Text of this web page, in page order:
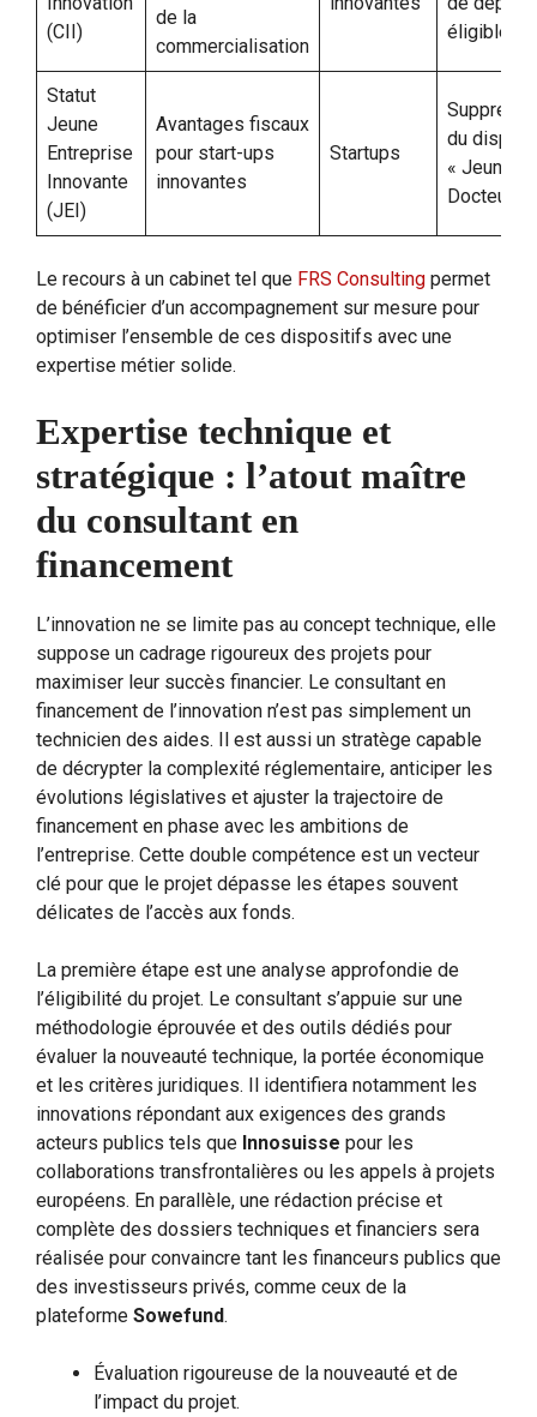
(CII)
de la
commercialisation
éligibles
Statut
Jeune
Entreprise
Innovante
(JEI)
Avantages fiscaux
pour start-ups
innovantes
Startups
du
« Jeune
Docteur »
Le recours à un cabinet tel que FRS Consulting permet
de bénéficier d’un accompagnement sur mesure pour
optimiser l’ensemble de ces dispositifs avec une
expertise métier solide.
Expertise technique et
stratégique : l’atout maître
du consultant en
financement
L’innovation ne se limite pas au concept technique, elle
suppose un cadrage rigoureux des projets pour
maximiser leur succès financier. Le consultant en
financement de l’innovation n’est pas simplement un
technicien des aides. Il est aussi un stratège capable
de décrypter la complexité réglementaire, anticiper les
évolutions législatives et ajuster la trajectoire de
financement en phase avec les ambitions de
l’entreprise. Cette double compétence est un vecteur
clé pour que le projet dépasse les étapes souvent
délicates de l’accès aux fonds.
La première étape est une analyse approfondie de
l’éligibilité du projet. Le consultant s’appuie sur une
méthodologie éprouvée et des outils dédiés pour
évaluer la nouveauté technique, la portée économique
et les critères juridiques. Il identifiera notamment les
innovations répondant aux exigences des grands
acteurs publics tels que Innosuisse pour les
collaborations transfrontalières ou les appels à projets
européens. En parallèle, une rédaction précise et
complète des dossiers techniques et financiers sera
réalisée pour convaincre tant les financeurs publics que
des investisseurs privés, comme ceux de la
plateforme Sowefund.
Évaluation rigoureuse de la nouveauté et de
l’impact du projet.